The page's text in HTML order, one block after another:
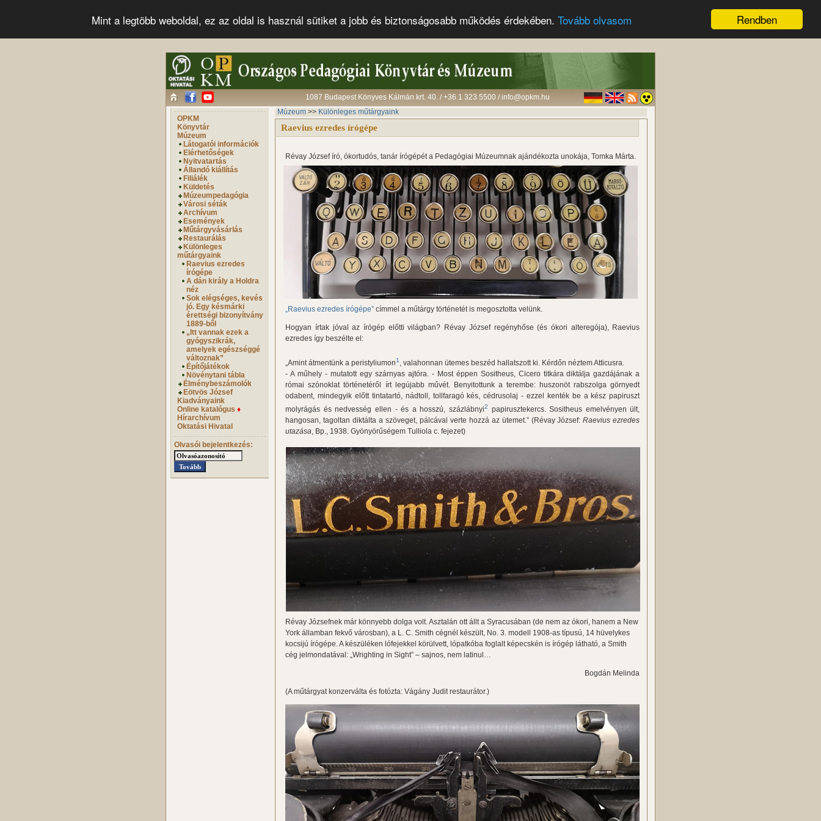
Rendben
Mint a legtöbb weboldal, ez az oldal is használ sütiket a jobb és biztonságosabb működés érdekében. Tovább olvasom
1087 Budapest Könyves Kálmán krt. 40. / +36 1 323 5500 / info@opkm.hu
OPKM
Könyvtár
Múzeum
Látogatói információk
Elérhetőségek
Nyitvatartás
Állandó kiállítás
Filiálék
Küldetés
Múzeumpedagógia
Városi séták
Archívum
Események
Műtárgyvásárlás
Restaurálás
Különleges
műtárgyaink
Raevius ezredes
írógépe
A dán király a Holdra
néz
Sok elégséges, kevés
jó. Egy késmárki
érettségi bizonyítvány
1889-ből
„Itt vannak ezek a
gyógyszikrák,
amelyek egészséggé
változnak”
Építőjátékok
Növénytani tábla
Élménybeszámolók
Eötvös József
Kiadványaink
Online katalógus ♦
Hírarchívum
Oktatási Hivatal
Olvasói bejelentkezés:
Múzeum >> Különleges műtárgyaink
Raevius ezredes írógépe
Révay József író, ókortudós, tanár írógépét a Pedagógiai Múzeumnak ajándékozta unokája, Tomka Márta.
„Raevius ezredes írógépe” címmel a műtárgy történetét is megosztotta velünk.
Hogyan írtak jóval az írógép előtti világban? Révay József regényhőse (és ókori alteregója), Raevius
ezredes így beszélte el:
„Amint átmentünk a peristyliumon1 , valahonnan ütemes beszéd hallatszott ki. Kérdőn néztem Atticusra.
- A műhely - mutatott egy szárnyas ajtóra. - Most éppen Sositheus, Cicero titkára diktálja gazdájának a
római szónoklat történetéről írt legújabb művét. Benyitottunk a terembe: huszonöt rabszolga görnyedt
odabent, mindegyik előtt tintatartó, nádtoll, tollfaragó kés, cédrusolaj - ezzel kenték be a kész papiruszt
molyrágás és nedvesség ellen - és a hosszú, százlábnyi2
papirusztekercs. Sositheus emelvényen ült,
hangosan, tagoltan diktálta a szöveget, pálcával verte hozzá az ütemet.” (Révay József:Raevius ezredes
utazása, Bp., 1938. Gyönyörűségem Tulliola c. fejezet)
Révay Józsefnek már könnyebb dolga volt. Asztalán ott állt a Syracusában (de nem az ókori, hanem a New
York államban fekvő városban), a L. C. Smith cégnél készült, No. 3. modell 1908-as típusú, 14 hüvelykes
kocsijú írógépe. A készüléken lófejekkel körülvett, lópatkóba foglalt képecskén is írógép látható, a Smith
cég jelmondatával: „Wrighting in Sight” – sajnos, nem latinul…
Bogdán Melinda
(A műtárgyat konzerválta és fotózta: Vágány Judit restaurátor.)